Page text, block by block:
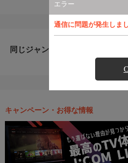
エラー
通信に問題が発生しま
同じジャンルのおすすめ番組
キャンペーン・お得な情報